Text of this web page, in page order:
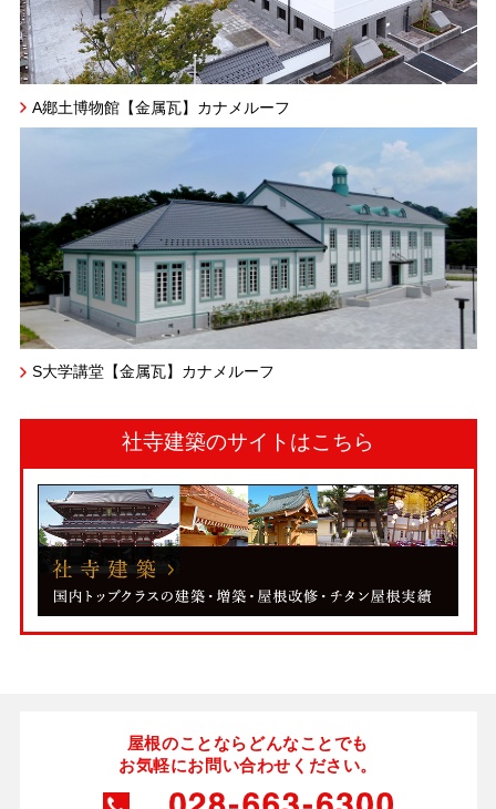
A鄕土博物館【金属瓦】カナメルーフ
S大学講堂【金属瓦】カナメルーフ
社寺建築のサイトはこちら
屋根のことならどんなことでも
お気軽にお問い合わせください。